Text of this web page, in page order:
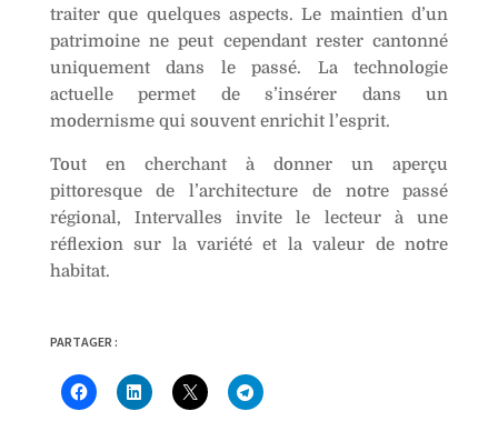
traiter que quelques aspects. Le maintien d’un
patrimoine ne peut cependant rester cantonné
uniquement dans le passé. La technologie
actuelle permet de s’insérer dans un
modernisme qui souvent enrichit l’esprit.
Tout en cherchant à donner un aperçu
pittoresque de l’architecture de notre passé
régional, Intervalles invite le lecteur à une
réflexion sur la variété et la valeur de notre
habitat.
PARTAGER :